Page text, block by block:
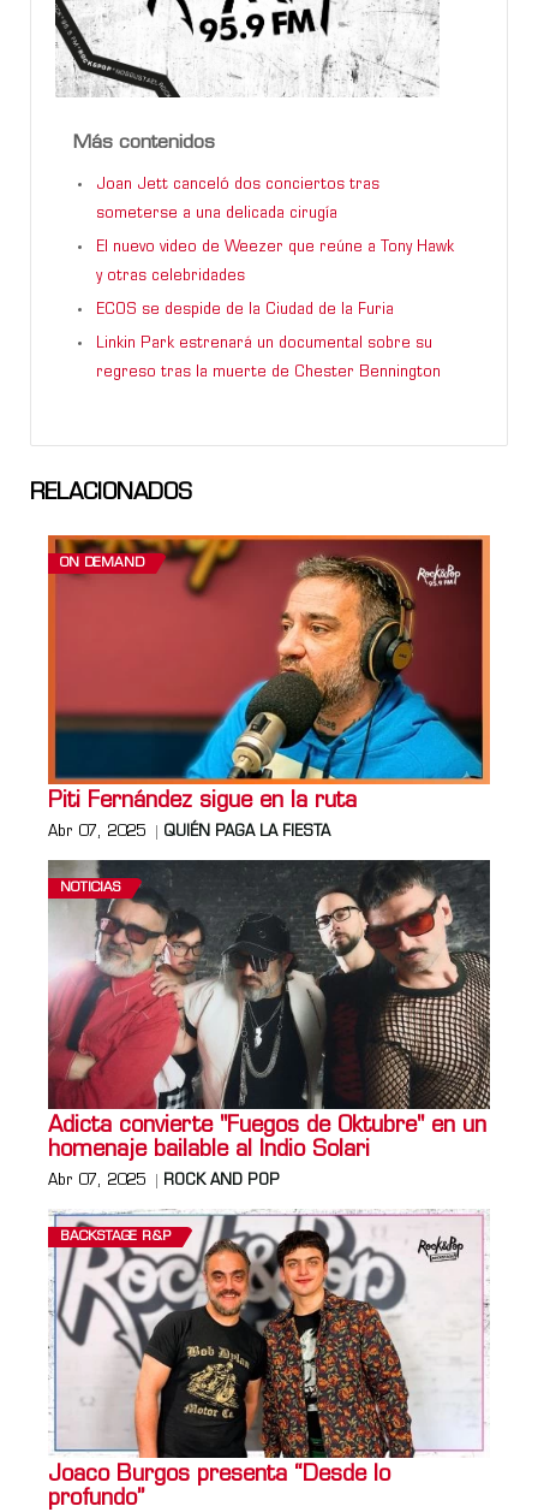
Más contenidos
Joan Jett canceló dos conciertos tras
someterse a una delicada cirugía
El nuevo video de Weezer que reúne a Tony Hawk
y otras celebridades
ECOS se despide de la Ciudad de la Furia
Linkin Park estrenará un documental sobre su
regreso tras la muerte de Chester Bennington
RELACIONADOS
ON DEMAND
Piti Fernández sigue en la ruta
Abr 07, 2025 QUIÉN PAGA LA FIESTA
NOTICIAS
Adicta convierte "Fuegos de Oktubre" en un
homenaje bailable al Indio Solari
Abr 07, 2025 ROCK AND POP
BACKSTAGE R&P
Joaco Burgos presenta “Desde lo
profundo”